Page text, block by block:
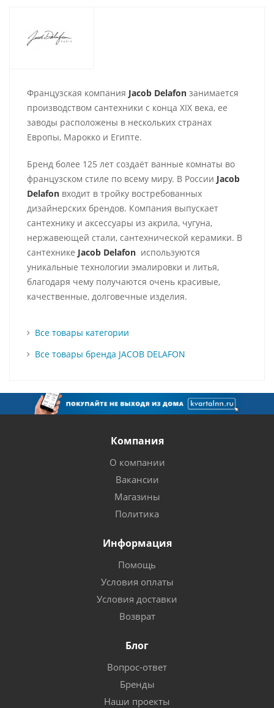
Французская компания Jacob Delafon занимается
производством сантехники с конца ХІХ века, ее
заводы расположены в нескольких странах
Европы, Марокко и Египте.
Бренд более 125 лет создаёт ванные комнаты во
французском стиле по всему миру. В России Jacob
Delafon входит в тройку востребованных
дизайнерских брендов. Компания выпускает
сантехнику и аксессуары из акрила, чугуна,
нержавеющей стали, сантехнической керамики. В
сантехнике Jacob Delafon используются
уникальные технологии эмалировки и литья,
благодаря чему получаются очень красивые,
качественные, долговечные изделия.
Все товары категории
Все товары бренда JACOB DELAFON
Компания
О компании
Вакансии
Магазины
Политика
Информация
Помощь
Условия оплаты
Условия доставки
Возврат
Блог
Вопрос-ответ
Бренды
Наши проекты